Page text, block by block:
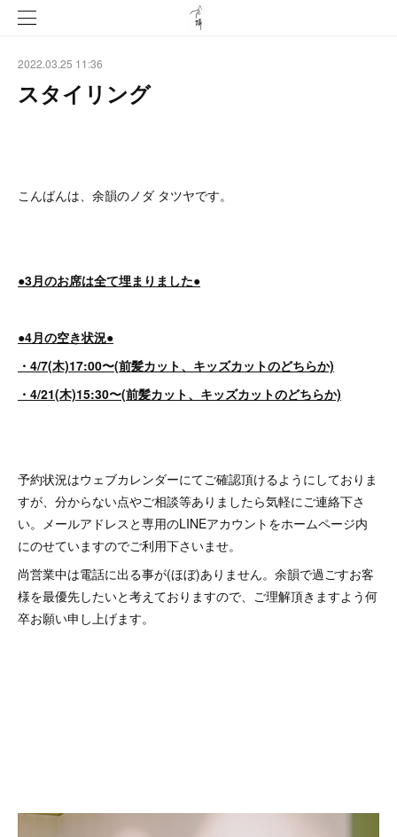
2022.03.25 11:36
スタイリング
こんばんは、余韻のノダ タツヤです。
●3月のお席は全て埋まりました●
●4月の空き状況●
・4/7(木)17:00〜(前髪カット、キッズカットのどちらか)
・4/21(木)15:30〜(前髪カット、キッズカットのどちらか)
予約状況はウェブカレンダーにてご確認頂けるようにしておりま
すが、分からない点やご相談等ありましたら気軽にご連絡下さ
い。メールアドレスと専用のLINEアカウントをホームページ内
にのせていますのでご利用下さいませ。
尚営業中は電話に出る事が(ほぼ)ありません。余韻で過ごすお客
様を最優先したいと考えておりますので、ご理解頂きますよう何
卒お願い申し上げます。